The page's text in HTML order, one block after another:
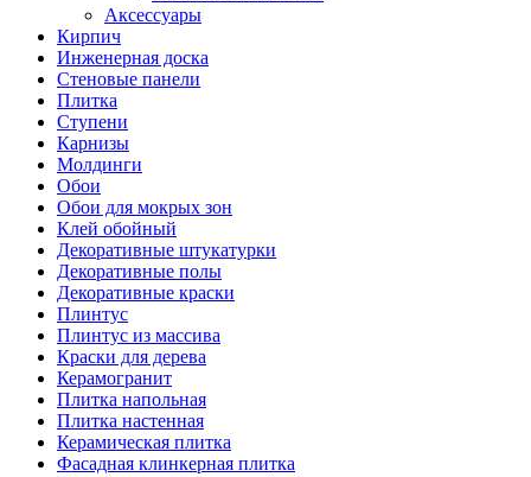
Аксессуары
Кирпич
Инженерная доска
Стеновые панели
Плитка
Ступени
Карнизы
Молдинги
Обои
Обои для мокрых зон
Клей обойный
Декоративные штукатурки
Декоративные полы
Декоративные краски
Плинтус
Плинтус из массива
Краски для дерева
Керамогранит
Плитка напольная
Плитка настенная
Керамическая плитка
Фасадная клинкерная плитка